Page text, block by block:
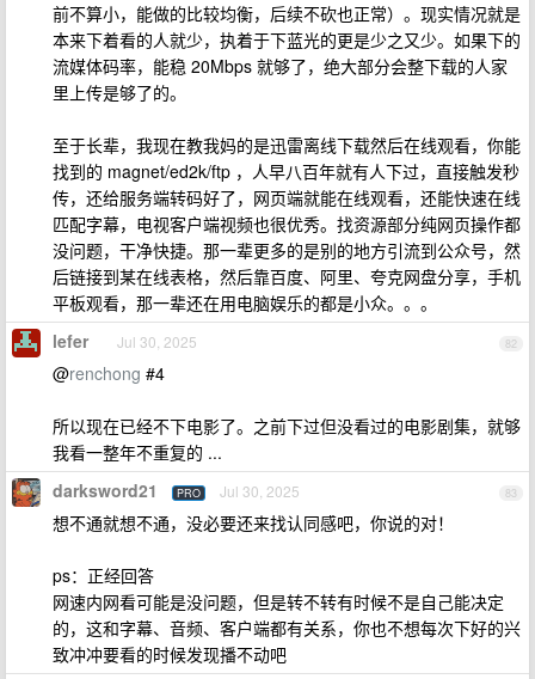
前不算小，能做的比较均衡，后续不砍也正常）。现实情况就是
本来下着看的人就少，执着于下蓝光的更是少之又少。如果下的
流媒体码率，能稳 20Mbps 就够了，绝大部分会整下载的人家
里上传是够了的。
至于长辈，我现在教我妈的是迅雷离线下载然后在线观看，你能
找到的 magnet/ed2k/ftp ，人早八百年就有人下过，直接触发秒
传，还给服务端转码好了，网页端就能在线观看，还能快速在线
匹配字幕，电视客户端视频也很优秀。找资源部分纯网页操作都
没问题，干净快捷。那一辈更多的是别的地方引流到公众号，然
后链接到某在线表格，然后靠百度、阿里、夸克网盘分享，手机
平板观看，那一辈还在用电脑娱乐的都是小众。。。
82
lefer Jul 30, 2025
@renchong #4
所以现在已经不下电影了。之前下过但没看过的电影剧集，就够
我看一整年不重复的 ...
83
darksword21 PRO Jul 30, 2025
想不通就想不通，没必要还来找认同感吧，你说的对！
ps：正经回答
网速内网看可能是没问题，但是转不转有时候不是自己能决定
的，这和字幕、音频、客户端都有关系，你也不想每次下好的兴
致冲冲要看的时候发现播不动吧